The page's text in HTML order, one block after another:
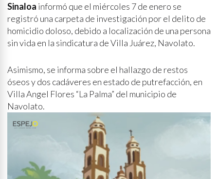
Sinaloa informó que el miércoles 7 de enero se
registró una carpeta de investigación por el delito de
homicidio doloso, debido a localización de una persona
sin vida en la sindicatura de Villa Juárez, Navolato.
Asimismo, se informa sobre el hallazgo de restos
óseos y dos cadáveres en estado de putrefacción, en
Villa Angel Flores “La Palma” del municipio de
Navolato.